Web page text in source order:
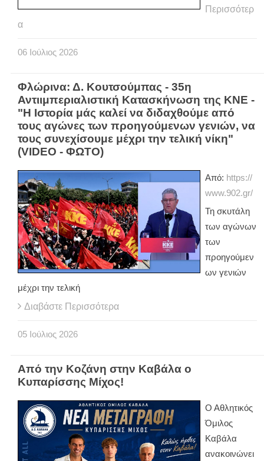
Περισσότερ
α
06 Ιούλιος 2026
Φλώρινα: Δ. Κουτσούμπας - 35η
Αντιιμπεριαλιστική Κατασκήνωση της ΚΝΕ -
"Η Ιστορία μάς καλεί να διδαχθούμε από
τους αγώνες των προηγούμενων γενιών, να
τους συνεχίσουμε μέχρι την τελική νίκη"
(VIDEO - ΦΩΤΟ)
Από: https://
www.902.gr/
Τη σκυτάλη
των αγώνων
των
προηγούμεν
ων γενιών
μέχρι την τελική
Διαβάστε Περισσότερα
05 Ιούλιος 2026
Από την Κοζάνη στην Καβάλα ο
Κυπαρίσσης Μίχος!
Ο Αθλητικός
Όμιλος
Καβάλα
ανακοινώνει